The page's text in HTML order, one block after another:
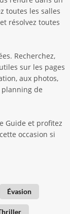
toutes les salles
résolvez toutes
Recherchez,
sur les pages
aux photos,
de
Guide et profitez
occasion si
Évasion